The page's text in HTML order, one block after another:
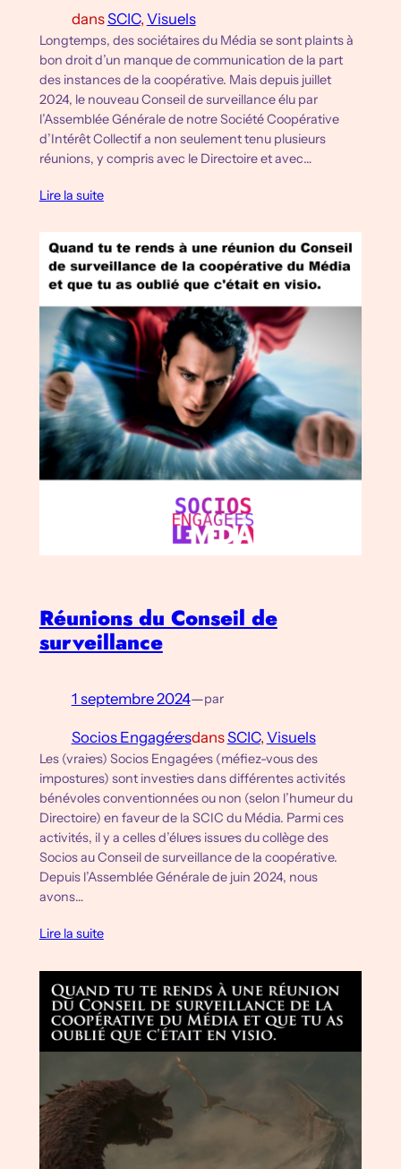
dansSCIC, Visuels
Longtemps, des sociétaires du Média se sont plaints à
bon droit d’un manque de communication de la part
des instances de la coopérative. Mais depuis juillet
2024, le nouveau Conseil de surveillance élu par
l’Assemblée Générale de notre Société Coopérative
d’Intérêt Collectif a non seulement tenu plusieurs
réunions, y compris avec le Directoire et avec…
Lire la suite
Réunions du Conseil de
surveillance
1 septembre 2024—par
Socios Engagé·e·sdansSCIC, Visuels
Les (vrai·e·s) Socios Engagé·e·s (méfiez-vous des
impostures) sont investi·e·s dans différentes activités
bénévoles conventionnées ou non (selon l’humeur du
Directoire) en faveur de la SCIC du Média. Parmi ces
activités, il y a celles d’élu·e·s issu·e·s du collège des
Socios au Conseil de surveillance de la coopérative.
Depuis l’Assemblée Générale de juin 2024, nous
avons…
Lire la suite